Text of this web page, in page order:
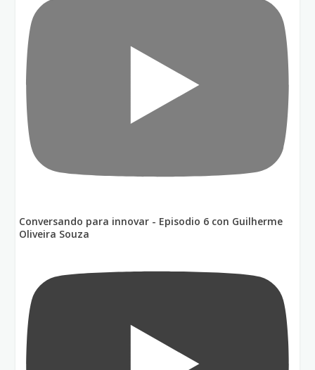
Conversando para innovar - Episodio 6 con Guilherme
Oliveira Souza